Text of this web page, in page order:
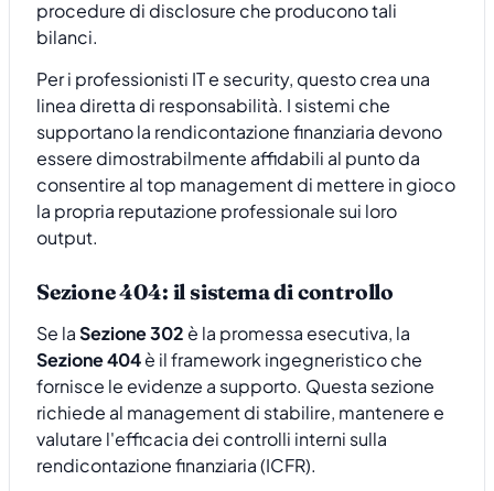
procedure di disclosure che producono tali
bilanci.
Per i professionisti IT e security, questo crea una
linea diretta di responsabilità. I sistemi che
supportano la rendicontazione finanziaria devono
essere dimostrabilmente affidabili al punto da
consentire al top management di mettere in gioco
la propria reputazione professionale sui loro
output.
Sezione 404: il sistema di controllo
Se laSezione 302 è la promessa esecutiva, la
Sezione 404è il framework ingegneristico che
fornisce le evidenze a supporto. Questa sezione
richiede al management di stabilire, mantenere e
valutare l'efficacia dei controlli interni sulla
rendicontazione finanziaria (ICFR).